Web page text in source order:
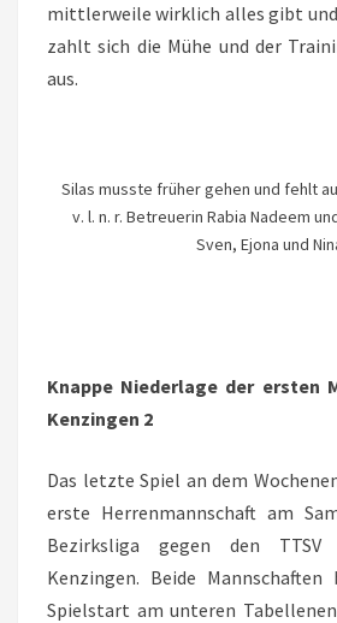
mittlerweile wirklich alles gibt
zahlt sich die Mühe und der
aus.
Silas musste früher gehen und fehlt
v. l. n. r. Betreuerin Rabia Nadeem
Sven, Ejona und
Knappe Niederlage der ersten
Kenzingen 2
Das letzte Spiel an dem
erste Herrenmannschaft am
Bezirksliga gegen den
Kenzingen. Beide
Spielstart am unteren